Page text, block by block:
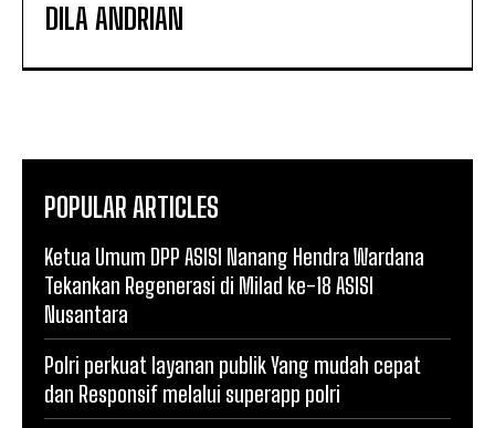
DILA ANDRIAN
POPULAR ARTICLES
Ketua Umum DPP ASISI Nanang Hendra Wardana
Tekankan Regenerasi di Milad ke-18 ASISI
Nusantara
Polri perkuat layanan publik Yang mudah cepat
dan Responsif melalui superapp polri